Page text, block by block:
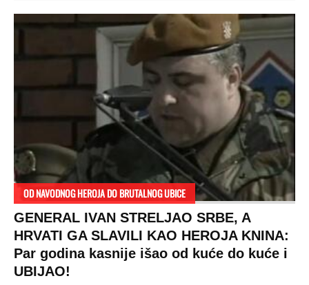
OD NAVODNOG HEROJA DO BRUTALNOG UBICE
GENERAL IVAN STRELJAO SRBE, A
HRVATI GA SLAVILI KAO HEROJA KNINA:
Par godina kasnije išao od kuće do kuće i
UBIJAO!